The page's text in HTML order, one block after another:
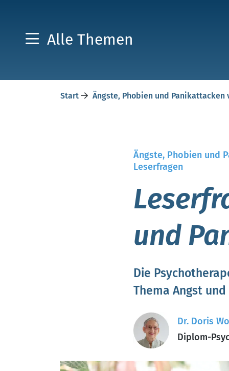
Alle Themen
Start Ängste, Phobien und
Ängste, Phobien und
Leserfragen
und
Die
Thema Angst und
Dr. Doris
Diplom-